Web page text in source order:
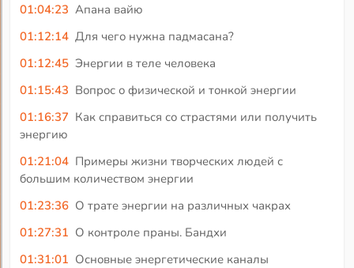
01:04:23 Апана вайю
01:12:14 Для чего нужна падмасана?
01:12:45 Энергии в теле человека
01:15:43 Вопрос о физической и тонкой энергии
01:16:37 Как справиться со страстями или получить
энергию
01:21:04 Примеры жизни творческих людей с
большим количеством энергии
01:23:36 О трате энергии на различных чакрах
01:27:31 О контроле праны. Бандхи
01:31:01 Основные энергетические каналы